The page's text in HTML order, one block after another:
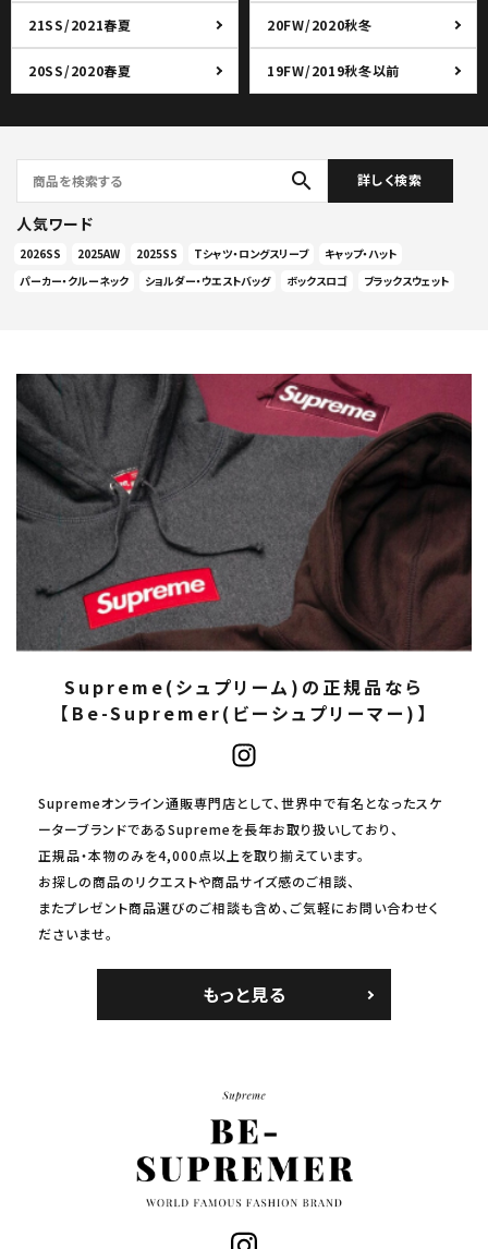
21SS/2021春夏 20FW/2020秋冬
20SS/2020春夏 19FW/2019秋冬以前
search 詳しく検索
人気ワード
2026SS 2025AW 2025SS Tシャツ・ロングスリーブ
キャップ・ハット
パーカー・クルーネック
ショルダー・ウエストバッグ ボックスロゴ ブラックスウェット
Supreme(シュプリーム)の正規品なら
【Be-Supremer(ビーシュプリーマー)】
Supremeオンライン通販専門店として、世界中で有名となったスケ
ーターブランドであるSupremeを長年お取り扱いしており、
正規品・本物のみを4,000点以上を取り揃えています。
お探しの商品のリクエストや商品サイズ感のご相談、
またプレゼント商品選びのご相談も含め、ご気軽にお問い合わせく
ださいませ。
もっと見る